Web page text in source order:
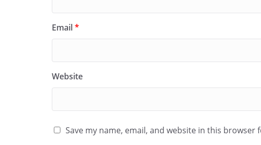
Email*
Website
Save my name, email, and website in this